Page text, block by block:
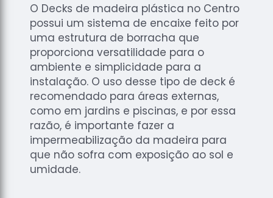
Raspagem
de Tacos
Madeiras
Raspagens
de Pisos
Tacos de
Madeiras
O Decks de madeira plástica no Centro
possui um sistema de encaixe feito por
uma estrutura de borracha que
proporciona versatilidade para o
ambiente e simplicidade para a
instalação. O uso desse tipo de deck é
recomendado para áreas externas,
como em jardins e piscinas, e por essa
razão, é importante fazer a
impermeabilização da madeira para
que não sofra com exposição ao sol e
umidade.